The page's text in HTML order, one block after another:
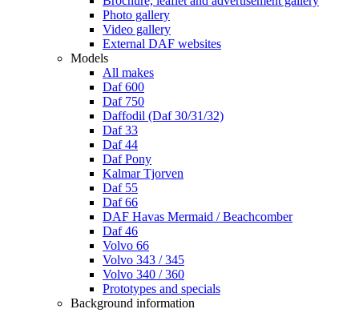
Photo gallery
Video gallery
External DAF websites
Models
All makes
Daf 600
Daf 750
Daffodil (Daf 30/31/32)
Daf 33
Daf 44
Daf Pony
Kalmar Tjorven
Daf 55
Daf 66
DAF Havas Mermaid / Beachcomber
Daf 46
Volvo 66
Volvo 343 / 345
Volvo 340 / 360
Prototypes and specials
Background information